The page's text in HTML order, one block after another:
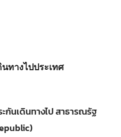
ทางไปประเทศ
กันเดินทางไป สาธารณรัฐ